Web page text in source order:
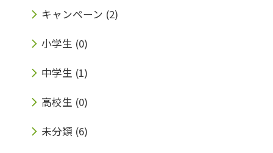
キャンペーン (2)
小学生 (0)
中学生 (1)
高校生 (0)
未分類 (6)